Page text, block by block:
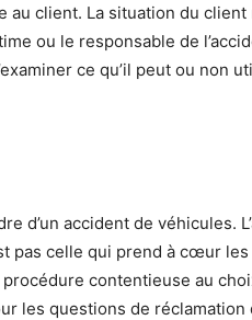
client. La situation du client
ou le responsable de
ce qu’il peut ou non
d’un accident de véhicules.
celle qui prend à cœur les
contentieuse au
les questions de